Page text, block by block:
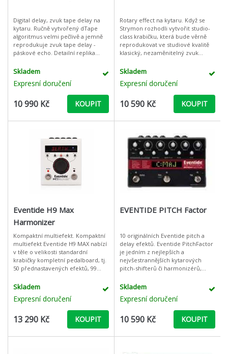
Digital delay, zvuk tape delay na
kytaru. Ručně vytvořený dTape
algoritmus velmi pečlivě a jemně
reprodukuje zvuk tape delay -
páskové echo. Detailní replika
různé ozvěny pásky: Pevné, vícen
Skladem
Expresní doručení
10 990 Kč KOUPIT
Rotary effect na kytaru. Když se
Strymon rozhodli vytvořit studio-
class krabičku, která bude věrně
reprodukovat ve studiové kvalitě
klasický, nezaměnitelný zvuk
speaker - Leslie Rotary, prozk
Skladem
Expresní doručení
10 590 Kč KOUPIT
Eventide H9 Max
Harmonizer
Kompaktní multiefekt. Kompaktní
multiefekt Eventide H9 MAX nabízí
v těle o velikosti standardní
krabičky kompletní pedalboard, tj.
50 přednastavených efektů, 99
presetů, ke kterým se dostan
Skladem
Expresní doručení
13 290 Kč KOUPIT
EVENTIDE PITCH Factor
10 originálních Eventide pitch a
delay efektů. Eventide PitchFactor
je jedním z nejlepších a
nejvšestrannějších kytarových
pitch-shifterů či harmonizérů,
trhu. Tento stompbox Vám nabíd
Skladem
Expresní doručení
10 590 Kč KOUPIT